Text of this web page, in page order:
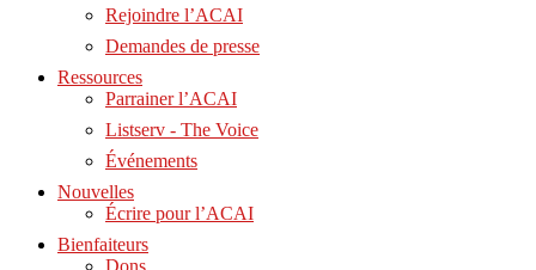
Rejoindre l’ACAI
Demandes de presse
Ressources
Parrainer l’ACAI
Listserv - The Voice
Événements
Nouvelles
Écrire pour l’ACAI
Bienfaiteurs
Dons